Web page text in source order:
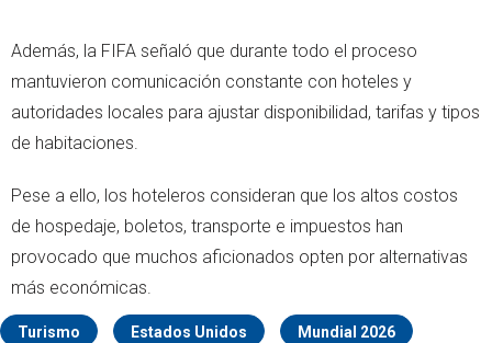
Además, la FIFA señaló que durante todo el proceso
mantuvieron comunicación constante con hoteles y
autoridades locales para ajustar disponibilidad, tarifas y tipos
de habitaciones.
Pese a ello, los hoteleros consideran que los altos costos
de hospedaje, boletos, transporte e impuestos han
provocado que muchos aficionados opten por alternativas
más económicas.
Turismo Estados Unidos Mundial 2026